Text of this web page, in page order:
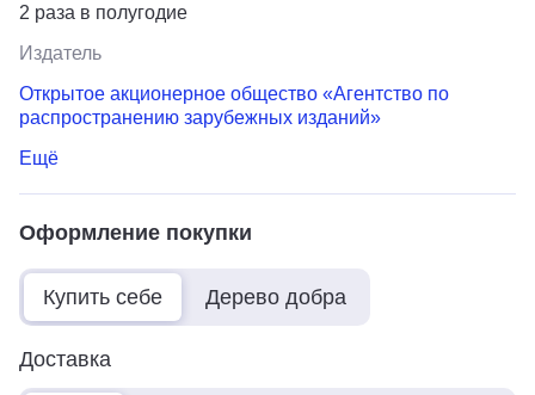
2 раза в полугодие
Издатель
Открытое акционерное общество «Агентство по
распространению зарубежных изданий»
Ещё
Оформление покупки
Купить себе Дерево добра
Доставка